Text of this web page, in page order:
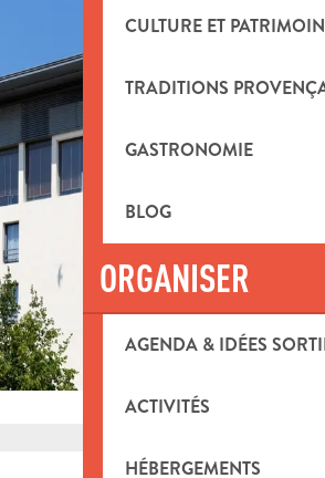
CULTURE ET
TRADITIONS
GASTRONOMIE
BLOG
ORGANISER
AGENDA & IDÉES
ACTIVITÉS
HÉBERGEMENTS